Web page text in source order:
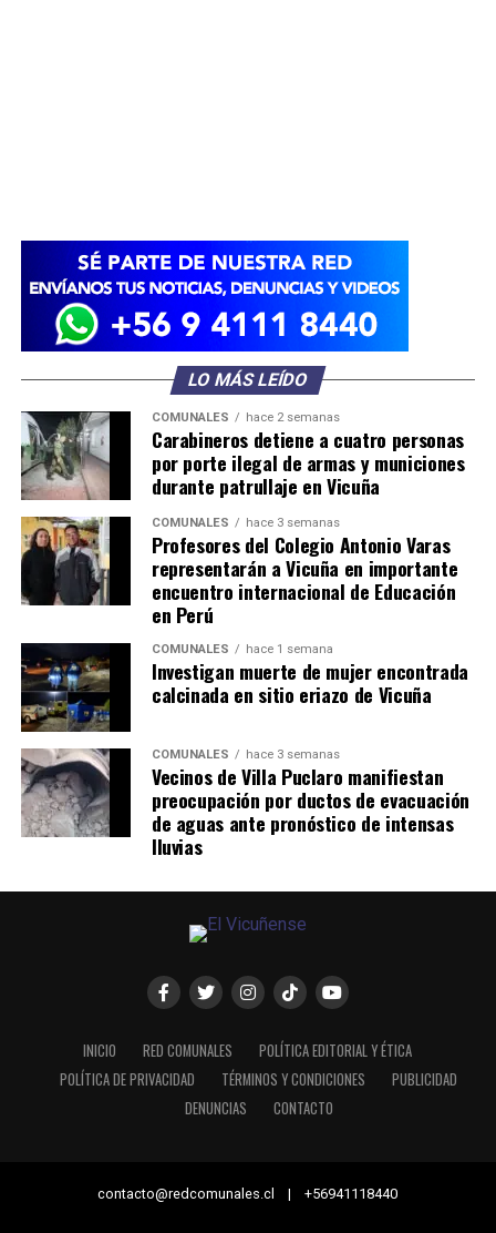
LO MÁS LEÍDO
COMUNALES hace 2 semanas
Carabineros detiene a cuatro personas
por porte ilegal de armas y municiones
durante patrullaje en Vicuña
COMUNALES hace 3 semanas
Profesores del Colegio Antonio Varas
representarán a Vicuña en importante
encuentro internacional de Educación
en Perú
COMUNALES hace 1 semana
Investigan muerte de mujer encontrada
calcinada en sitio eriazo de Vicuña
COMUNALES hace 3 semanas
Vecinos de Villa Puclaro manifiestan
preocupación por ductos de evacuación
de aguas ante pronóstico de intensas
lluvias
INICIO RED COMUNALES
POLÍTICA EDITORIAL Y ÉTICA
POLÍTICA DE PRIVACIDAD
TÉRMINOS Y CONDICIONES
PUBLICIDAD
DENUNCIAS
CONTACTO
contacto@redcomunales.cl | +56941118440